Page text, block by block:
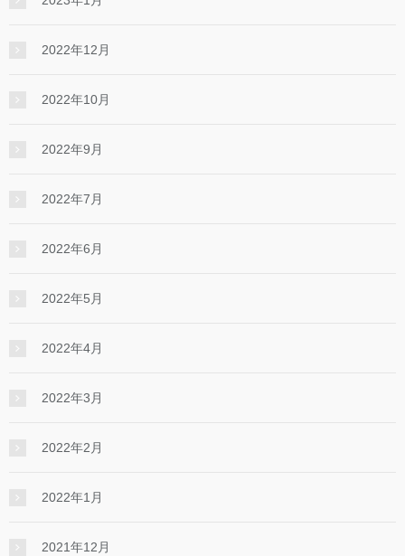
2022年12月
2022年10月
2022年9月
2022年7月
2022年6月
2022年5月
2022年4月
2022年3月
2022年2月
2022年1月
2021年12月